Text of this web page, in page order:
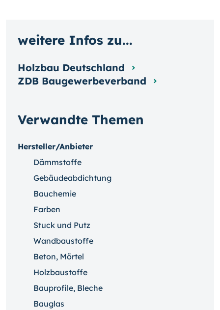
Verwandte Themen
Hersteller/Anbieter
Dämmstoffe
Gebäudeabdichtung
Bauchemie
Farben
Stuck und Putz
Wandbaustoffe
Beton, Mörtel
Holzbaustoffe
Bauprofile, Bleche
Bauglas
weitere Infos zu...
Holzbau Deutschland
ZDB Baugewerbeverband